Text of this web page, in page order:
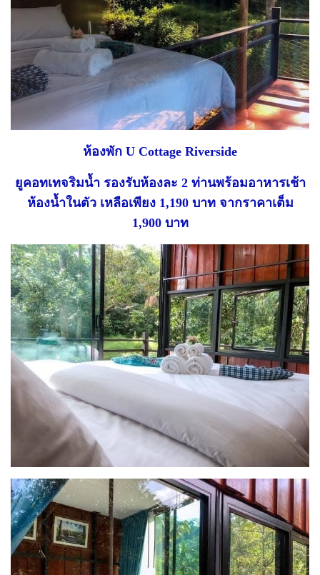
ห้องพัก U Cottage Riverside
ยูคอทเทจริมน้ำ รองรับห้องละ 2 ท่านพร้อมอาหารเช้า
ห้องน้ำในตัว เหลือเพียง 1,190 บาท จากราคาเต็ม
1,900 บาท